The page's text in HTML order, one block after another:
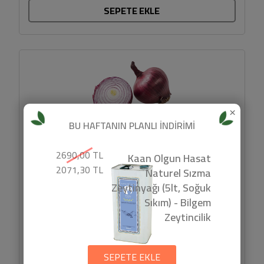
SEPETE EKLE
×
BU HAFTANIN PLANLI İNDİRİMİ
2690,00 TL
2071,30 TL
Kaan Olgun Hasat
Naturel Sızma
Zeytinyağı (5lt, Soğuk
Sıkım) - Bilgem
Zeytincilik
SEPETE EKLE